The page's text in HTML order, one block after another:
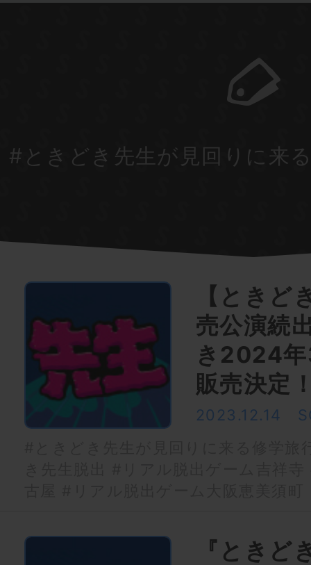
#ときどき先生が見回りに来
【ときど
売公演続
き2024
販売決定
2023.12.14
『ときど